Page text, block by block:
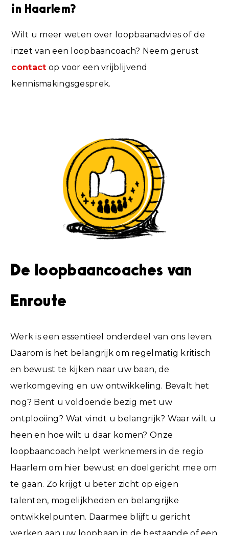
in Haarlem?
Wilt u meer weten over loopbaanadvies of de
inzet van een loopbaancoach? Neem gerust
contact op voor een vrijblijvend
kennismakingsgesprek.
De loopbaancoaches van
Enroute
Werk is een essentieel onderdeel van ons leven.
Daarom is het belangrijk om regelmatig kritisch
en bewust te kijken naar uw baan, de
werkomgeving en uw ontwikkeling. Bevalt het
nog? Bent u voldoende bezig met uw
ontplooiing? Wat vindt u belangrijk? Waar wilt u
heen en hoe wilt u daar komen? Onze
loopbaancoach helpt werknemers in de regio
Haarlem om hier bewust en doelgericht mee om
te gaan. Zo krijgt u beter zicht op eigen
talenten, mogelijkheden en belangrijke
ontwikkelpunten. Daarmee blijft u gericht